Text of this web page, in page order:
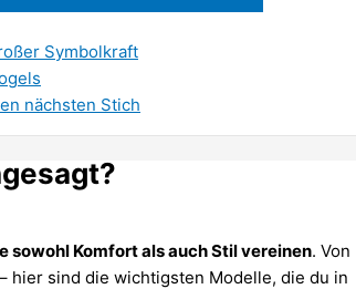
Symbolkraft
nächsten Stich
sowohl Komfort als auch Stil vereinen. Von
hier sind die wichtigsten Modelle, die du in